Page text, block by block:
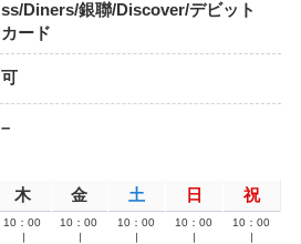
ss/Diners/銀聯/Discover/デビット
カード
可
–
木 金 土 日 祝
10：00
10：00
10：00
10：00
10：00